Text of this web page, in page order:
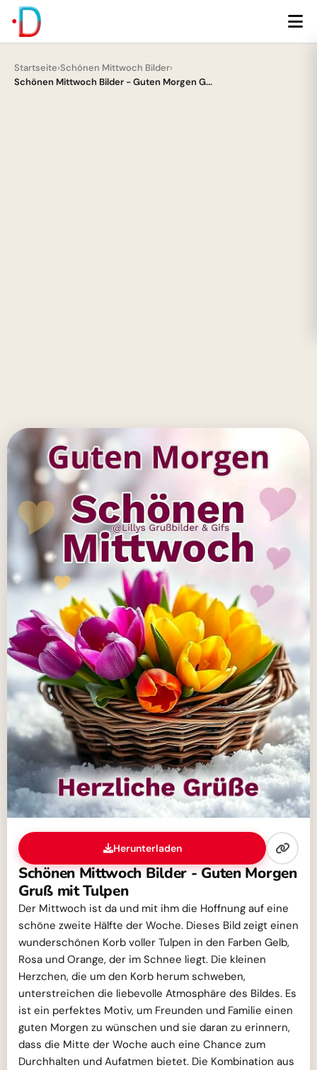
Startseite›Schönen Mittwoch Bilder›
Schönen Mittwoch Bilder - Guten Morgen G...
Herunterladen
Schönen Mittwoch Bilder - Guten Morgen
Gruß mit Tulpen
Der Mittwoch ist da und mit ihm die Hoffnung auf eine
schöne zweite Hälfte der Woche. Dieses Bild zeigt einen
wunderschönen Korb voller Tulpen in den Farben Gelb,
Rosa und Orange, der im Schnee liegt. Die kleinen
Herzchen, die um den Korb herum schweben,
unterstreichen die liebevolle Atmosphäre des Bildes. Es
ist ein perfektes Motiv, um Freunden und Familie einen
guten Morgen zu wünschen und sie daran zu erinnern,
dass die Mitte der Woche auch eine Chance zum
Durchhalten und Aufatmen bietet. Die Kombination aus